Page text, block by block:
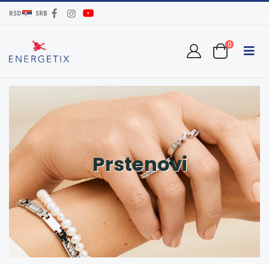
RSD SRB
0
Prstenovi